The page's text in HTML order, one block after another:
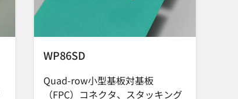
WP86SD
Quad-row小型基板対基板
（FPC）コネクタ、スタッキング